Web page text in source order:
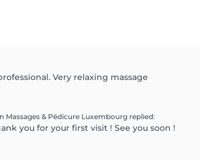
Very relaxing massage
Massages & Pédicure Luxembourg replied:
you for your first visit ! See you soon !